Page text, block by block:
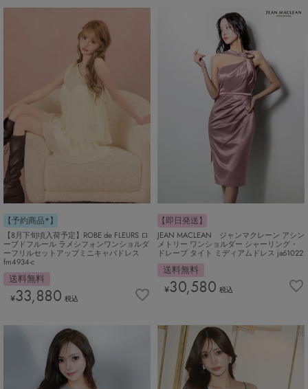
【予約商品*】
【8月下旬頃入荷予定】ROBE de FLEURS ロ
ーブドフルール ラメシフォンワンショルダ
ーフリルセットアップミニキャバドレス
fm4934-c
送料無料
¥33,880 税込
【即日発送】
JEAN MACLEAN ジャンマクレーン アシン
メトリー ワンショルダー シャーリング・
ドレープ タイト ミディアムドレス ja61022
送料無料
¥30,580 税込